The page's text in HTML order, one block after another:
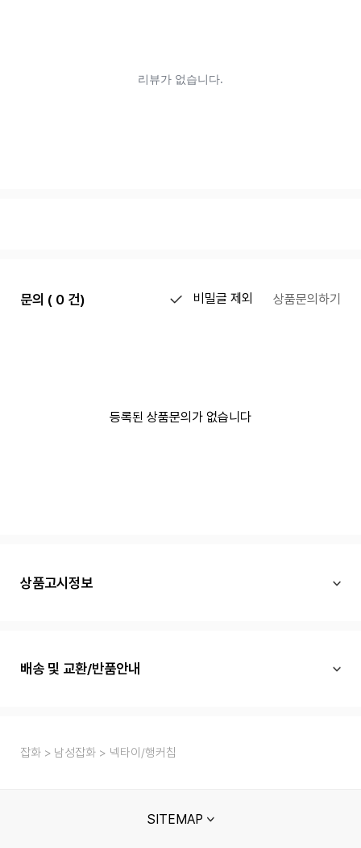
문의 ( 0 건) 비밀글 제외 상품문의하기
등록된 상품문의가 없습니다
상품고시정보
배송 및 교환/반품안내
잡화 남성잡화 넥타이/행커칩
SITEMAP